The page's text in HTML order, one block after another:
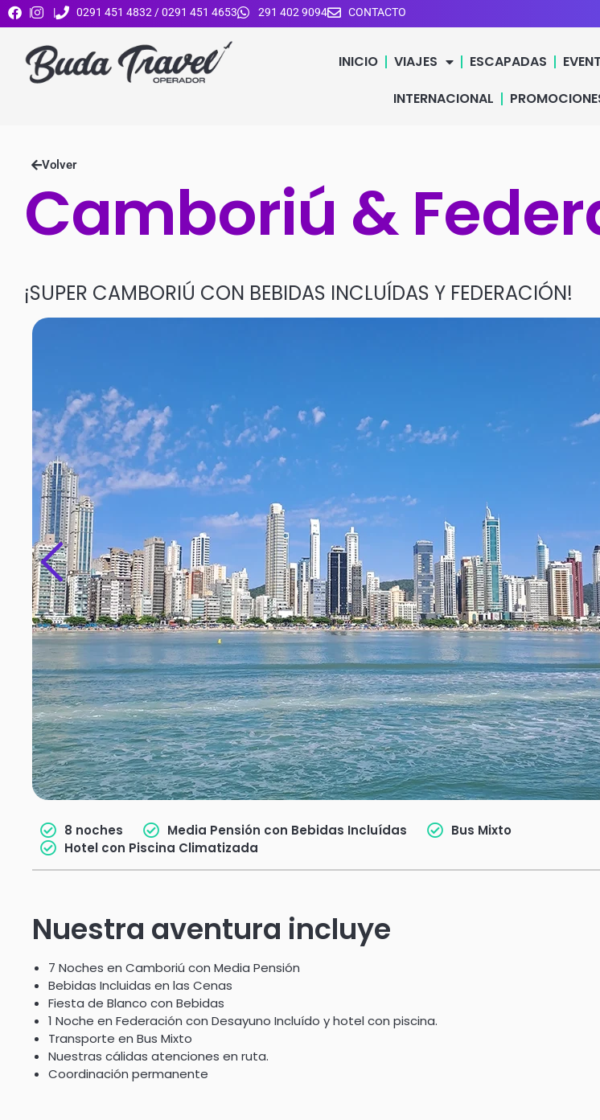
| | 0291 451 4832 / 0291 451 4653 291 402 9094 CONTACTO
INICIO VIAJES ESCAPADAS
INTERNACIONAL
Volver
Camboriú &
¡SUPER CAMBORIÚ CON BEBIDAS INCLUÍDAS Y FEDERACIÓN!
8 noches Media Pensión con Bebidas Incluídas
Bus Mixto
Hotel con Piscina Climatizada
Nuestra aventura incluye
7 Noches en Camboriú con Media Pensión
Bebidas Incluidas en las Cenas
Fiesta de Blanco con Bebidas
1 Noche en Federación con Desayuno Incluído y hotel con piscina.
Transporte en Bus Mixto
Nuestras cálidas atenciones en ruta.
Coordinación permanente